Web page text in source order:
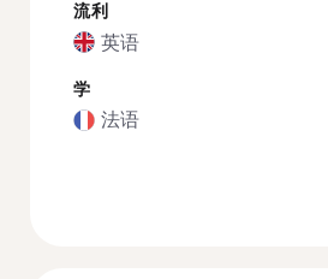
流利
英语
学
法语